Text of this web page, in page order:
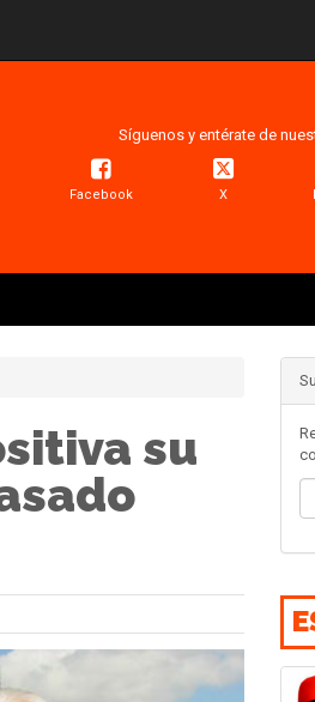
Síguenos y entérate de
Facebook X
su